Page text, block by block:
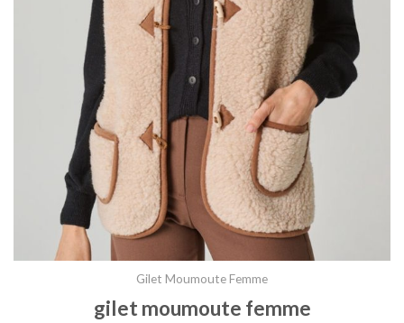
Gilet Moumoute Femme
gilet moumoute femme